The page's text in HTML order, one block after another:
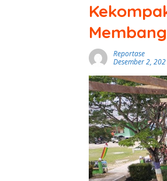
Reportase
Desember 2,